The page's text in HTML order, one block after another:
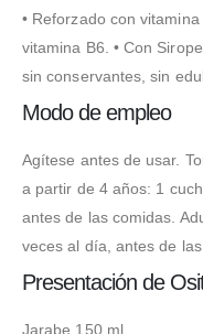
• Reforzado con
vitamina B6. • Con
sin conservantes, sin
Modo de empleo
Agítese antes de usar.
a partir de 4 años: 1
antes de las comidas.
veces al día, antes de las
Presentación de
Jarabe 150 ml.